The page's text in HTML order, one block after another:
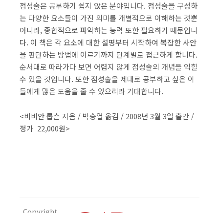
점성술은 공부하기 쉽지 않은 분야입니다. 점성술을 구성하
는 다양한 요소들이 가진 의미를 개별적으로 이해하는 것뿐
아니라, 종합적으로 파악하는 능력 또한 필요하기 때문입니
다. 이 책은 각 요소에 대한 설명부터 시작하여 복잡한 사안
을 판단하는 방법에 이르기까지 단계별로 접근하게 합니다.
순서대로 따라가다 보면 어렵지 않게 점성술의 개념을 익힐
수 있을 것입니다. 또한 점성술을 제대로 공부하고 싶은 이
들에게 많은 도움을 줄 수 있으리라 기대합니다.
<비비안 롭슨 지음 / 박승열 옮김 / 2008년 3월 3일 출간 /
정가 22,000원>